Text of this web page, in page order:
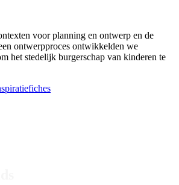
voor planning en ontwerp en de
ontwerpproces ontwikkelden we
het stedelijk burgerschap van kinderen te